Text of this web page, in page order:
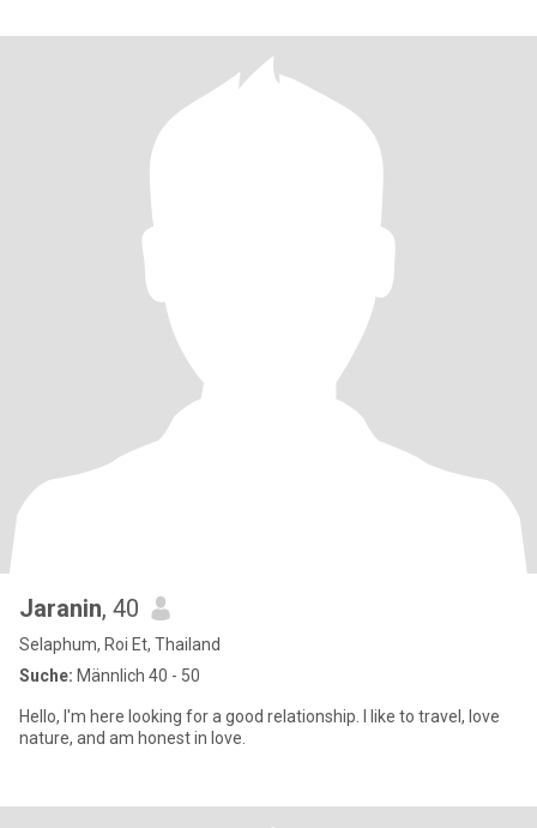
Jaranin, 40
Selaphum, Roi Et, Thailand
Suche: Männlich 40 - 50
Hello, I'm here looking for a good relationship. I like to travel, love
nature, and am honest in love.